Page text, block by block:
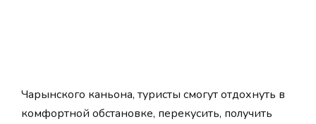
Чарынского каньона, туристы смогут отдохнуть в
комфортной обстановке, перекусить, получить